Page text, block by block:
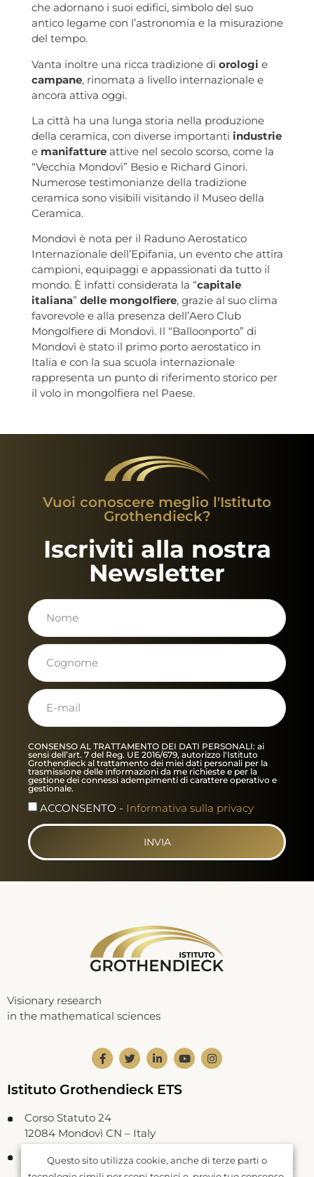
che adornano i suoi edifici, simbolo del suo
antico legame con l’astronomia e la misurazione
del tempo.
Vanta inoltre una ricca tradizione di orologi e
campane, rinomata a livello internazionale e
ancora attiva oggi.
La città ha una lunga storia nella produzione
della ceramica, con diverse importanti industrie
e manifatture attive nel secolo scorso, come la
“Vecchia Mondovì” Besio e Richard Ginori.
Numerose testimonianze della tradizione
ceramica sono visibili visitando il Museo della
Ceramica.
Mondovì è nota per il Raduno Aerostatico
Internazionale dell’Epifania, un evento che attira
campioni, equipaggi e appassionati da tutto il
mondo. È infatti considerata la “capitale
italiana” delle mongolfiere, grazie al suo clima
favorevole e alla presenza dell’Aero Club
Mongolfiere di Mondovì. Il “Balloonporto” di
Mondovì è stato il primo porto aerostatico in
Italia e con la sua scuola internazionale
rappresenta un punto di riferimento storico per
il volo in mongolfiera nel Paese.
Vuoi conoscere meglio l'Istituto
Grothendieck?
Iscriviti alla nostra
Newsletter
CONSENSO AL TRATTAMENTO DEI DATI PERSONALI: ai
sensi dell’art. 7 del Reg. UE 2016/679, autorizzo l'Istituto
Grothendieck al trattamento dei miei dati personali per la
trasmissione delle informazioni da me richieste e per la
gestione dei connessi adempimenti di carattere operativo e
gestionale.
ACCONSENTO - Informativa sulla privacy
INVIA
Visionary research
in the mathematical sciences
Istituto Grothendieck ETS
Corso Statuto 24
12084 Mondovì CN – Italy
Codice Fiscale: 93062550046
Questo sito utilizza cookie, anche di terze parti o